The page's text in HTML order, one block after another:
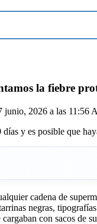
la fiebre
junio, 2026 a las 11:56
y es posible que
cadena de
negras,
con sacos de